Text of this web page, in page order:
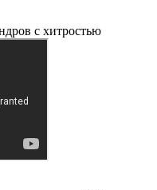
с хитростью